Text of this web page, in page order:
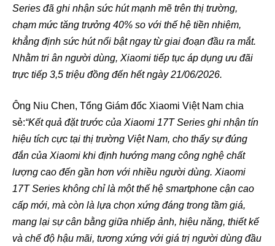
Series đã ghi nhận sức hút mạnh mẽ trên thị trường,
chạm mức tăng trưởng 40% so với thế hệ tiền nhiệm,
khẳng định sức hút nổi bật ngay từ giai đoạn đầu ra mắt.
Nhằm tri ân người dùng, Xiaomi tiếp tục áp dụng ưu đãi
trực tiếp 3,5 triệu đồng đến hết ngày 21/06/2026.
Ông Niu Chen, Tổng Giám đốc Xiaomi Việt Nam chia
sẻ:“Kết quả đặt trước của Xiaomi 17T Series ghi nhận tín
hiệu tích cực tại thị trường Việt Nam, cho thấy sự đúng
đắn của Xiaomi khi định hướng mang công nghệ chất
lượng cao đến gần hơn với nhiều người dùng. Xiaomi
17T Series không chỉ là một thế hệ smartphone cận cao
cấp mới, mà còn là lựa chọn xứng đáng trong tầm giá,
mang lại sự cân bằng giữa nhiếp ảnh, hiệu năng, thiết kế
và chế độ hậu mãi, tương xứng với giá trị người dùng đầu